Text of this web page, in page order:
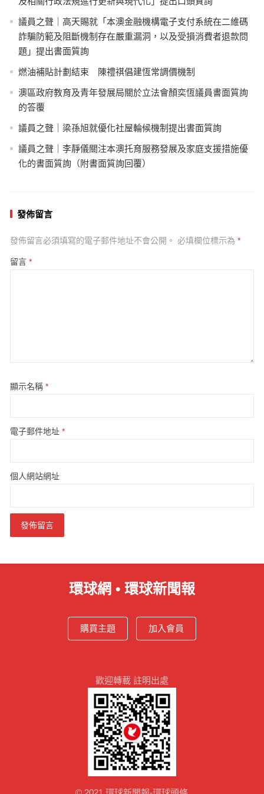
議員之聲｜高天賜就「本澳金融機構電子支付系統在二維碼
詐騙防範及阻斷機制存在嚴重漏洞，以及受損消費者退款問
題」提出書面質詢
燃油補貼計劃結束 陳禮祺倡建恆常調價機制
澳區政府教育及青年發展局關於立法會顏奕恆議員書面質詢
的答覆
議員之聲｜梁孫旭就優化社屋輪候機制提出書面質詢
議員之聲｜李靜儀關注本澳托育服務發展及家庭支援措施優
化的書面質詢（附書面質詢回覆）
發佈留言
發佈留言必須填寫的電子郵件地址不會公開。 必填欄位標示為 *
留言 *
顯示名稱 *
電子郵件地址 *
個人網站網址
環球網 • 環球新聞報
購買主題 加入會員
歡迎轉載 註明出處